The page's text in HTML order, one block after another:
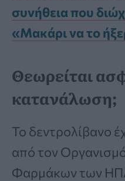
συνήθεια που
«Μακάρι να το
Θεωρείται
κατανάλωση;
Το δεντρολίβανο
από τον
Φαρμάκων των